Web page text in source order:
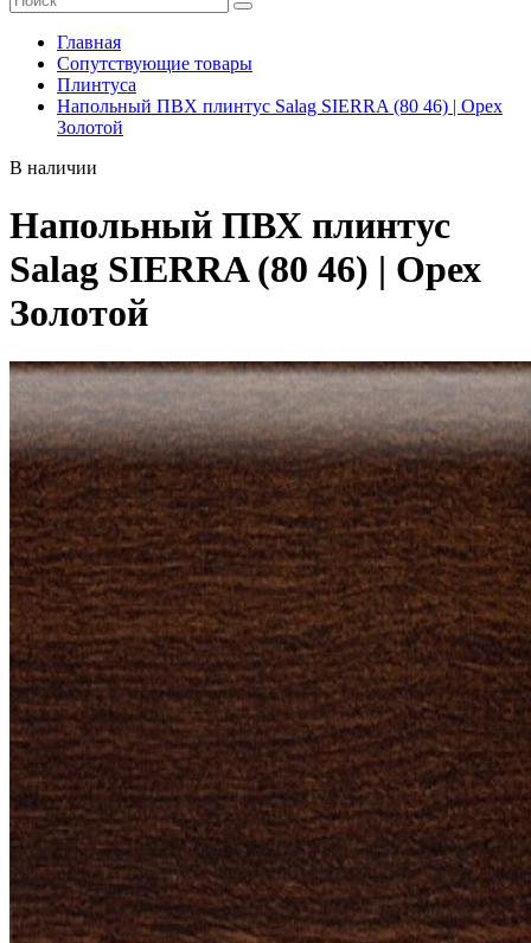
Главная
Сопутствующие товары
Плинтуса
Напольный ПВХ плинтус Salag SIERRA (80 46) | Орех
Золотой
В наличии
Напольный ПВХ плинтус
Salag SIERRA (80 46) | Орех
Золотой